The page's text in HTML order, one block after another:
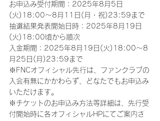
お申込み受付期間：2025年8月5日
(火)18:00～8月11日(月・祝)23:59まで
抽選結果発表開始日時：2025年8月19日
(火)18:00頃から順次
入金期間：2025年8月19日(火)18:00～8
月25日(月)23:59まで
※FNCオフィシャル先行は、ファンクラブの
入会有無にかかわらず、どなたでもお申込み
いただけます。
※チケットのお申込み方法等詳細は、先行受
付開始時に各オフィシャルHPにてご案内さ